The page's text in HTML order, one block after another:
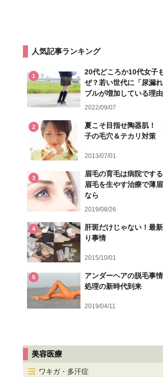
人気記事ランキング
1
20代どころか10代女子
ぜ？若い世代に「尿漏
ブルが増加している理由
2022/09/07
2
夏こそ目指せ陶器肌！
子の毛穴＆テカリ対策
2013/07/01
3
眉毛の育毛は病院でする
眉毛を生やす治療で薄
なら
2019/08/26
4
肝斑だけじゃない！最
り事情
2015/10/01
5
アンダーヘアの脱毛事
処理の新時代到来
2019/04/11
美容医療
ワキガ・多汗症